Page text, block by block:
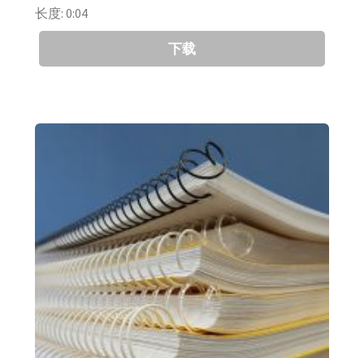
长度: 0:04
下载